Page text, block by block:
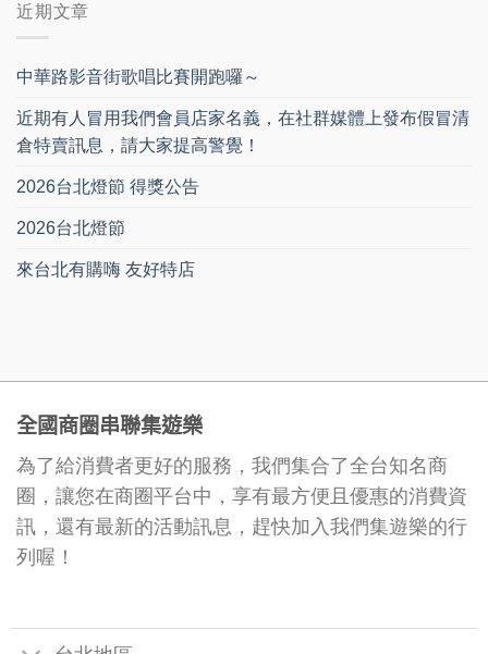
近期文章
中華路影音街歌唱比賽開跑囉～
近期有人冒用我們會員店家名義，在社群媒體上發布假冒清
倉特賣訊息，請大家提高警覺！
2026台北燈節 得獎公告
2026台北燈節
來台北有購嗨 友好特店
全國商圈串聯集遊樂
為了給消費者更好的服務，我們集合了全台知名商
圈，讓您在商圈平台中，享有最方便且優惠的消費資
訊，還有最新的活動訊息，趕快加入我們集遊樂的行
列喔！